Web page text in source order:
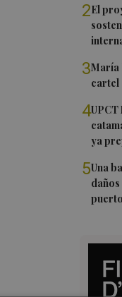
2El
3María
cartel
4
ya
5Una